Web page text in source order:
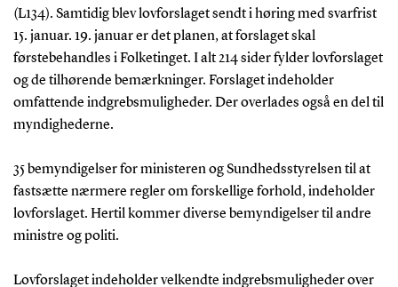
(L134). Samtidig blev lovforslaget sendt i høring med svarfrist
15. januar. 19. januar er det planen, at forslaget skal
førstebehandles i Folketinget. I alt 214 sider fylder lovforslaget
og de tilhørende bemærkninger. Forslaget indeholder
omfattende indgrebsmuligheder. Der overlades også en del til
myndighederne.
35 bemyndigelser for ministeren og Sundhedsstyrelsen til at
fastsætte nærmere regler om forskellige forhold, indeholder
lovforslaget. Hertil kommer diverse bemyndigelser til andre
ministre og politi.
Lovforslaget indeholder velkendte indgrebsmuligheder over